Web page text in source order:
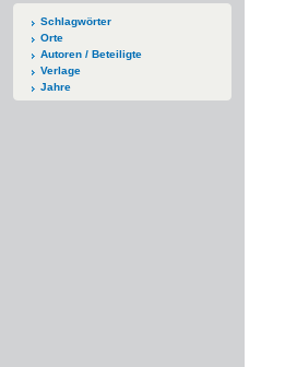
Schlagwörter
Orte
Autoren / Beteiligte
Verlage
Jahre